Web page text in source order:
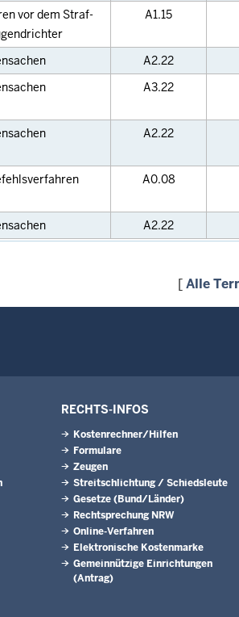
vor dem Straf-
A1.15
A2.22
A3.22
A2.22
A0.08
A2.22
[Alle
RECHTS-INFOS
Kostenrechner/Hilfen
Formulare
Zeugen
Streitschlichtung / Schiedsleute
Gesetze (Bund/Länder)
Rechtsprechung NRW
Online-Verfahren
Elektronische Kostenmarke
Gemeinnützige Einrichtungen
(Antrag)